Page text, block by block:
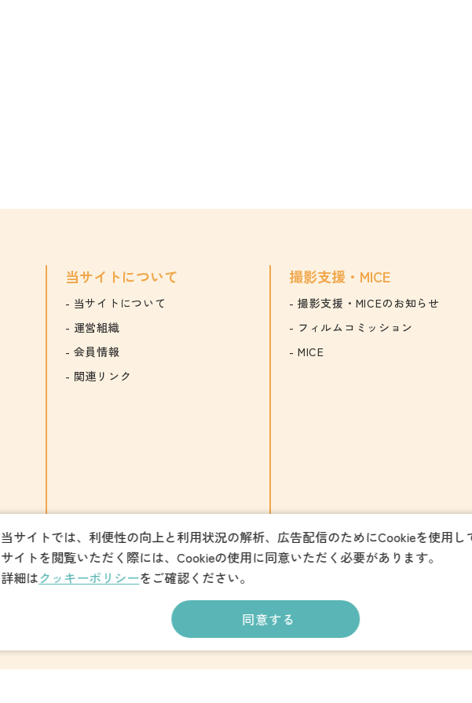
当サイトについて
当サイトについて
運営組織
会員情報
関連リンク
撮影支援・MICE
撮影支援・MICEのお知らせ
フィルムコミッション
MICE
パンフレットダウンロード
当サイトでは、利便性の向上と利用状況の解析、広告配信のためにCookieを使用し
サイトを閲覧いただく際には、Cookieの使用に同意いただく必要があります。
詳細はクッキーポリシーをご確認ください。
同意する